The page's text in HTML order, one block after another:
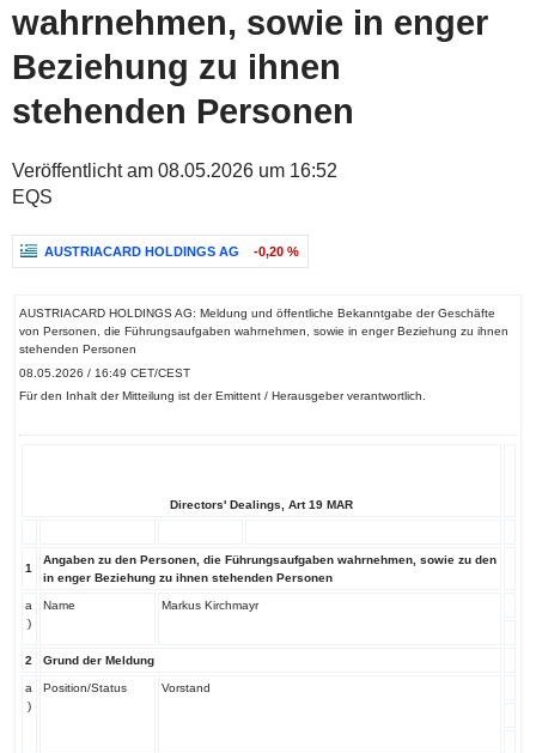
wahrnehmen, sowie in enger
Beziehung zu ihnen
stehenden Personen
Veröffentlicht am 08.05.2026 um 16:52
EQS
AUSTRIACARD HOLDINGS AG -0,20 %
AUSTRIACARD HOLDINGS AG: Meldung und öffentliche Bekanntgabe der Geschäfte
von Personen, die Führungsaufgaben wahrnehmen, sowie in enger Beziehung zu ihnen
stehenden Personen
08.05.2026 / 16:49 CET/CEST
Für den Inhalt der Mitteilung ist der Emittent / Herausgeber verantwortlich.
Directors' Dealings, Art 19 MAR
1
Angaben zu den Personen, die Führungsaufgaben wahrnehmen, sowie zu den
in enger Beziehung zu ihnen stehenden Personen
a
)
Name Markus Kirchmayr
2 Grund der Meldung
a
)
Position/Status Vorstand